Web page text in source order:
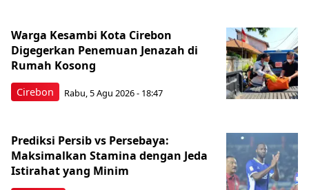
Cirebon
Warga Kesambi Kota Cirebon
Digegerkan Penemuan Jenazah di
Rumah Kosong
Rabu, 5 Agu 2026 - 18:47
Prediksi Persib vs Persebaya:
Maksimalkan Stamina dengan Jeda
Istirahat yang Minim